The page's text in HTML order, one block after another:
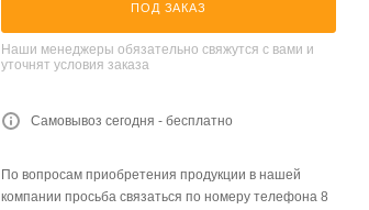
ПОД ЗАКАЗ
Наши менеджеры обязательно свяжутся с вами и
уточнят условия заказа
Самовывоз сегодня - бесплатно
По вопросам приобретения продукции в нашей
компании просьба связаться по номеру телефона 8